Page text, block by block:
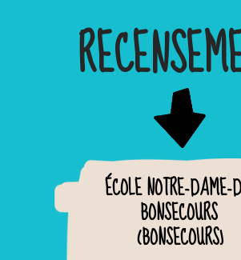
ÉCOLE NOTRE-DAME-
BONSECOURS
(BONSECOURS)